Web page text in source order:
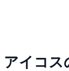
アイコス